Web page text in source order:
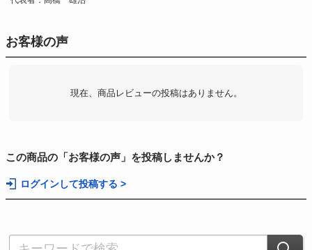
お客様の声
現在、商品レビューの投稿はありません。
この商品の「お客様の声」を投稿しませんか？
ログインして投稿する >